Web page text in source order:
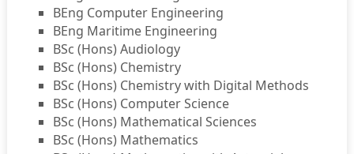
BEng Computer Engineering
BEng Maritime Engineering
BSc (Hons) Audiology
BSc (Hons) Chemistry
BSc (Hons) Chemistry with Digital Methods
BSc (Hons) Computer Science
BSc (Hons) Mathematical Sciences
BSc (Hons) Mathematics